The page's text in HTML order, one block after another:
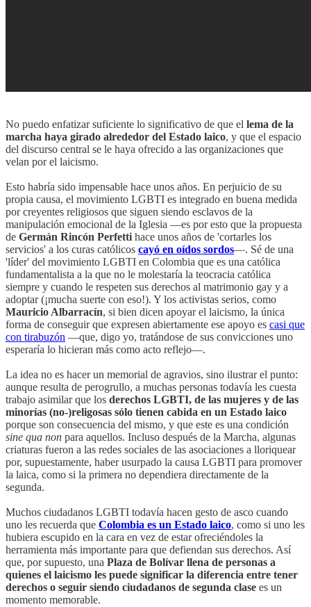
No puedo enfatizar suficiente lo significativo de que el lema de la
marcha haya girado alrededor del Estado laico, y que el espacio
del discurso central se le haya ofrecido a las organizaciones que
velan por el laicismo.
Esto habría sido impensable hace unos años. En perjuicio de su
propia causa, el movimiento LGBTI es integrado en buena medida
por creyentes religiosos que siguen siendo esclavos de la
manipulación emocional de la Iglesia —es por esto que la propuesta
de Germán Rincón Perfetti hace unos años de 'cortarles los
servicios' a los curas católicos cayó en oídos sordos—. Sé de una
'líder' del movimiento LGBTI en Colombia que es una católica
fundamentalista a la que no le molestaría la teocracia católica
siempre y cuando le respeten sus derechos al matrimonio gay y a
adoptar (¡mucha suerte con eso!). Y los activistas serios, como
Mauricio Albarracín, si bien dicen apoyar el laicismo, la única
forma de conseguir que expresen abiertamente ese apoyo es casi que
con tirabuzón —que, digo yo, tratándose de sus convicciones uno
esperaría lo hicieran más como acto reflejo—.
La idea no es hacer un memorial de agravios, sino ilustrar el punto:
aunque resulta de perogrullo, a muchas personas todavía les cuesta
trabajo asimilar que los derechos LGBTI, de las mujeres y de las
minorías (no-)religosas sólo tienen cabida en un Estado laico
porque son consecuencia del mismo, y que este es una condición
sine qua non para aquellos. Incluso después de la Marcha, algunas
criaturas fueron a las redes sociales de las asociaciones a lloriquear
por, supuestamente, haber usurpado la causa LGBTI para promover
la laica, como si la primera no dependiera directamente de la
segunda.
Muchos ciudadanos LGBTI todavía hacen gesto de asco cuando
uno les recuerda que Colombia es un Estado laico, como si uno les
hubiera escupido en la cara en vez de estar ofreciéndoles la
herramienta más importante para que defiendan sus derechos. Así
que, por supuesto, una Plaza de Bolívar llena de personas a
quienes el laicismo les puede significar la diferencia entre tener
derechos o seguir siendo ciudadanos de segunda clase es un
momento memorable.